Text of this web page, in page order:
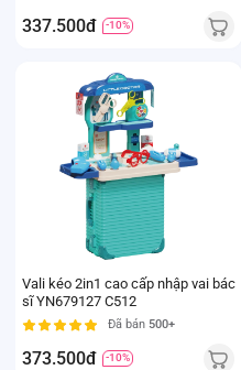
337.500đ -10%
Vali kéo 2in1 cao cấp nhập vai bác
sĩ YN679127 C512
Đã bán 500+
373.500đ -10%